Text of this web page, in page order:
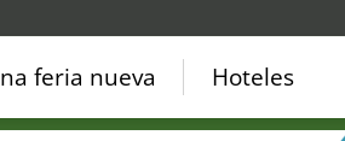
1 feria nueva Hoteles